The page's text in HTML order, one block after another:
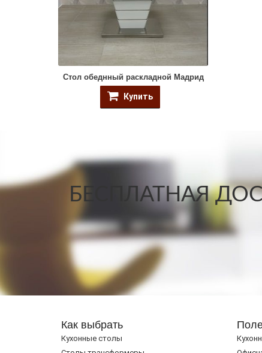
Стол обеднный раскладной Мадрид
Купить
БЕСПЛАТНАЯ
Как выбрать
Кухонные столы